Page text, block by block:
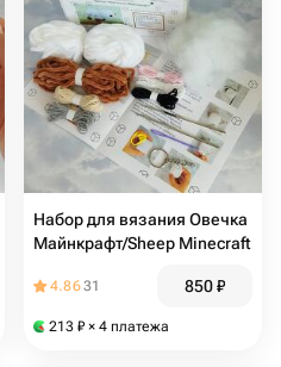
Набор для вязания Овечка
Майнкрафт/Sheep Minecraft
4.8631 850₽
213 ₽ × 4 платежа